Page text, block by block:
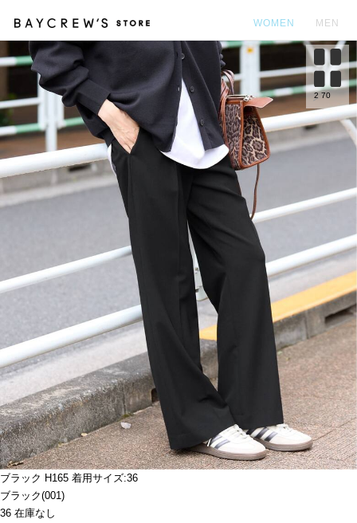
WOMEN MEN
ブラック H165 着用サイズ:36
ブラック(001)
36 在庫なし
2 70